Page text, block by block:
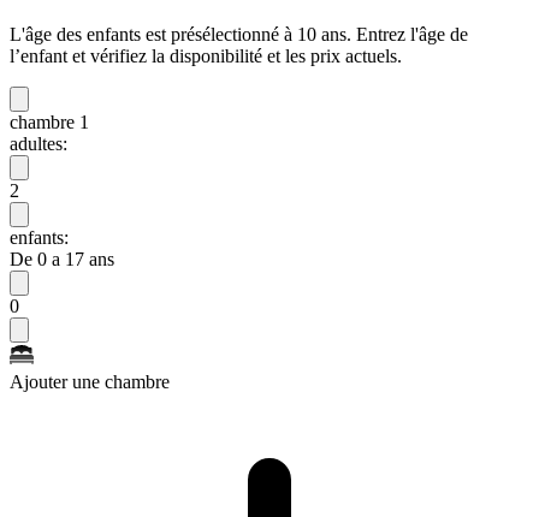
L'âge des enfants est présélectionné à 10 ans. Entrez l'âge de
l’enfant et vérifiez la disponibilité et les prix actuels.
chambre 1
adultes:
2
enfants:
De 0 a 17 ans
0
Ajouter une chambre